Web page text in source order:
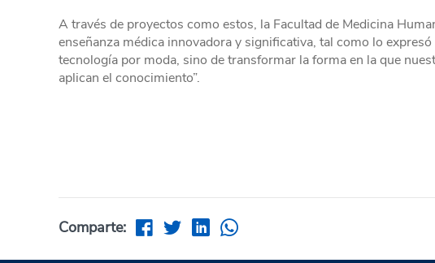
A través de proyectos como estos, la Facultad de Medicina
enseñanza médica innovadora y significativa, tal como lo
tecnología por moda, sino de transformar la forma en la que
aplican el conocimiento”.
Comparte: